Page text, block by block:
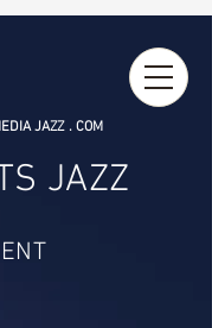
JAZZ . COM
JAZZ